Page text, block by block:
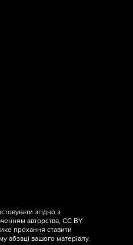
згідно з
авторства, CC BY
прохання ставити
абзаці вашого матеріалу.